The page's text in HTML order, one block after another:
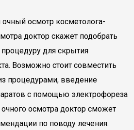
осмотр косметолога-
доктор скажет подобрать
для скрытия
Возможно стоит совместить
процедурами, введение
с помощью электрофореза
осмотра доктор сможет
по поводу лечения.